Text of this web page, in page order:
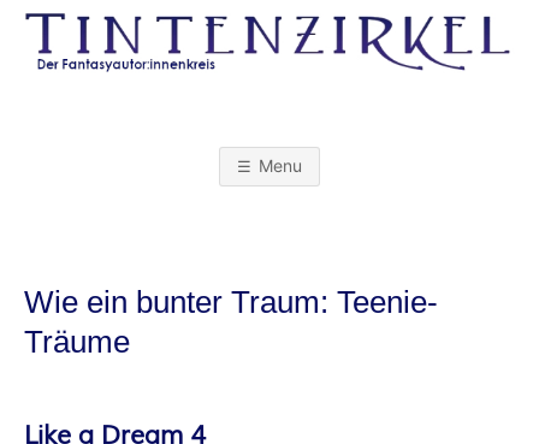
Skip
content
T
E
N
Menu
Wie ein bunter Traum: Teenie-
Träume
Like a Dream 4